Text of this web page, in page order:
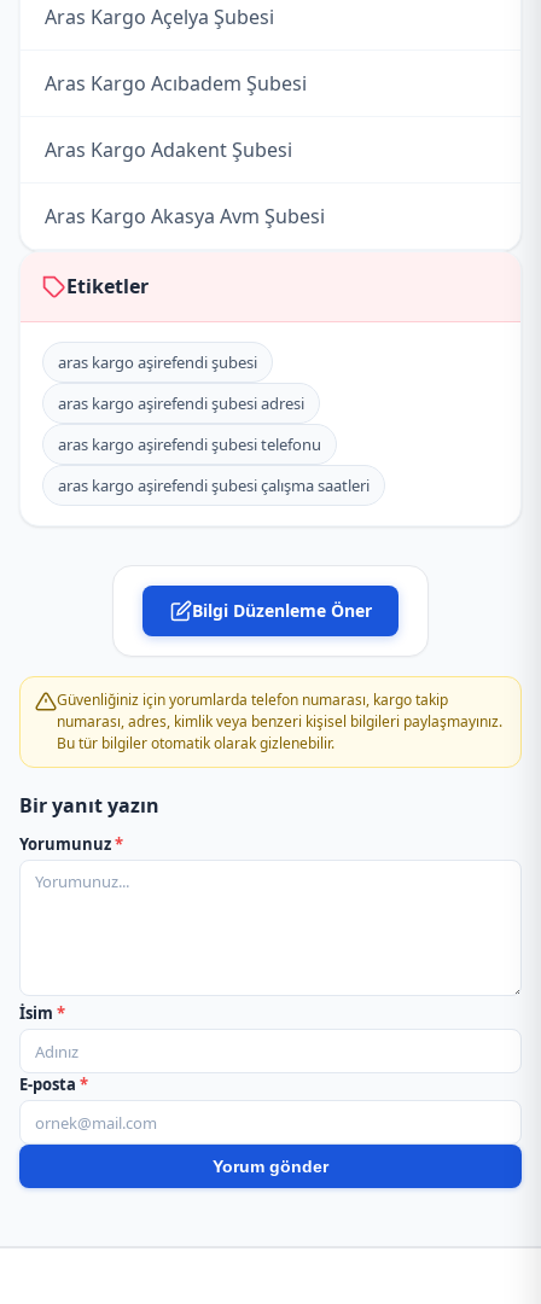
Aras Kargo Açelya Şubesi
Aras Kargo Acıbadem Şubesi
Aras Kargo Adakent Şubesi
Aras Kargo Akasya Avm Şubesi
Aras Kargo Akmerkez Şubesi
Aras Kargo Alba Şubesi
Aras Kargo Alibeyköy Şubesi
Aras Kargo Altıntepe Şubesi
Aras Kargo Ardıç Şubesi
Aras Kargo Asya Şubesi
Aras Kargo Ataköy Şubesi
Aras Kargo Atalar Şubesi
Aras Kargo Atlas Şubesi
Aras Kargo Ayazma Şubesi
Aras Kargo Aydınlı Şubesi
Aras Kargo Aymakop Şubesi
Etiketler
aras kargo aşirefendi şubesi
aras kargo aşirefendi şubesi adresi
aras kargo aşirefendi şubesi telefonu
aras kargo aşirefendi şubesi çalışma saatleri
Bilgi Düzenleme Öner
Güvenliğiniz için yorumlarda telefon numarası, kargo takip
numarası, adres, kimlik veya benzeri kişisel bilgileri paylaşmayınız.
Bu tür bilgiler otomatik olarak gizlenebilir.
Bir yanıt yazın
Yorumunuz*
İsim *
E-posta *